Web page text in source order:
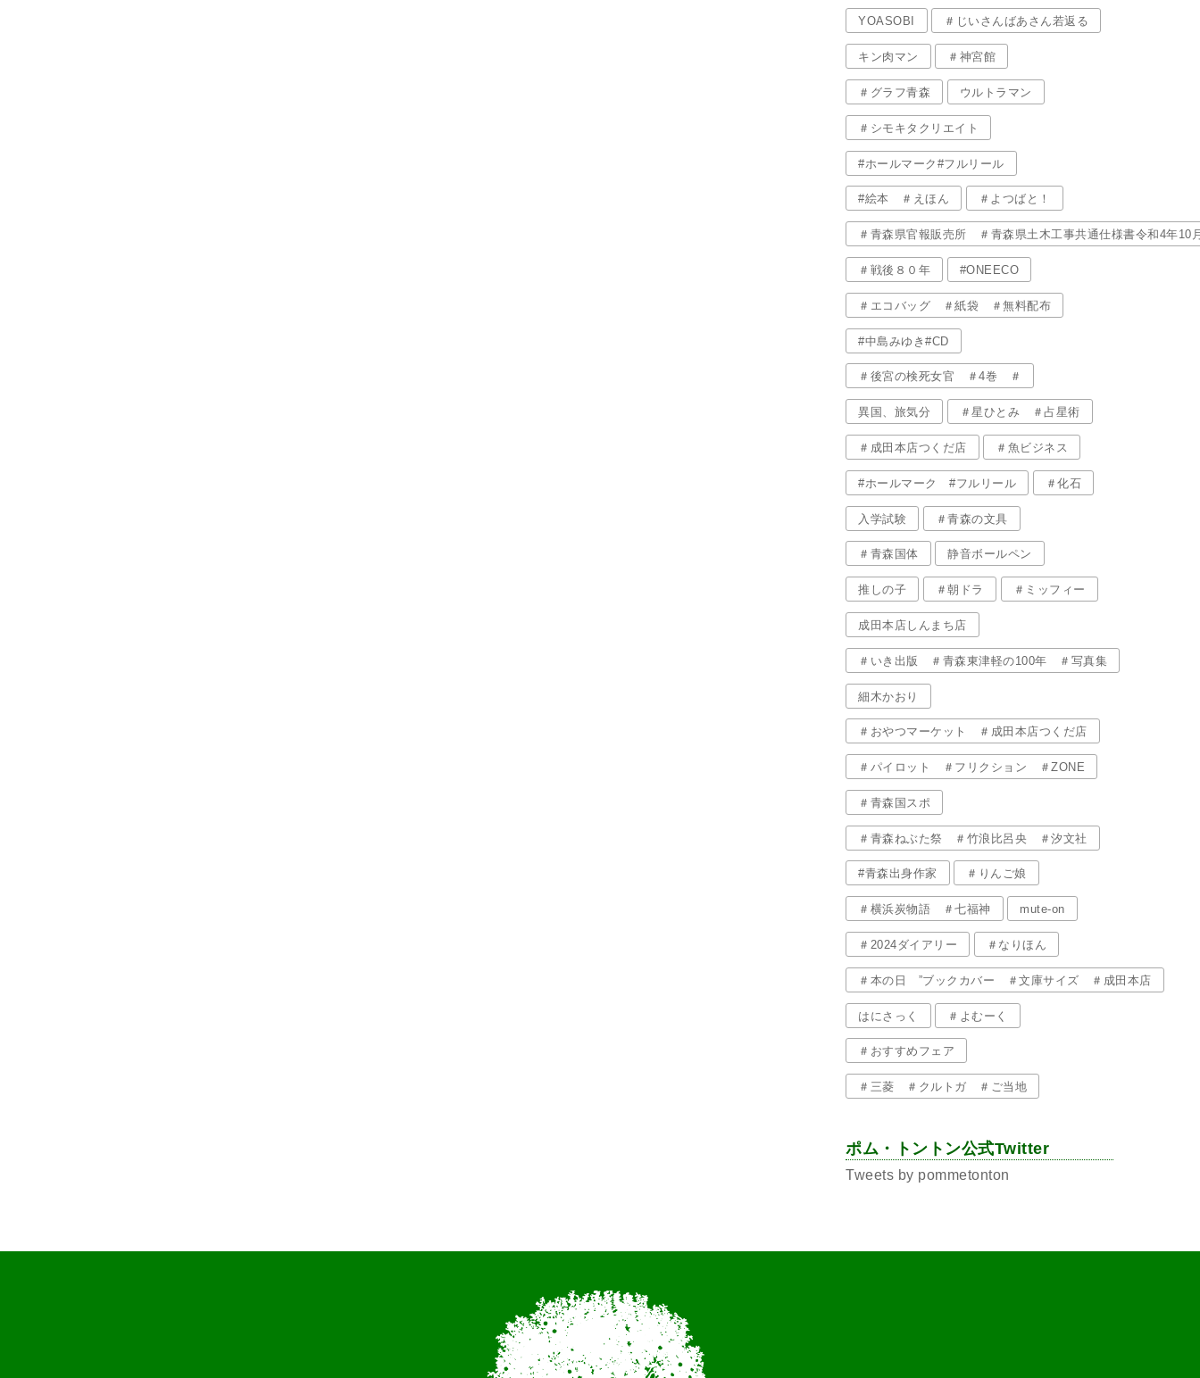
YOASOBI ＃じいさんばあさん若返る
キン肉マン ＃神宮館
＃グラフ青森 ウルトラマン
＃シモキタクリエイト
#ホールマーク#フルリール
#絵本 ＃えほん ＃よつばと！
＃青森県官報販売所 ＃青森県土木工事共通仕様書令和4年10
＃戦後８０年 #ONEECO
＃エコバッグ ＃紙袋 ＃無料配布
#中島みゆき#CD
＃後宮の検死女官 ＃4巻 ＃
異国、旅気分 ＃星ひとみ ＃占星術
＃成田本店つくだ店 ＃魚ビジネス
#ホールマーク #フルリール ＃化石
入学試験 ＃青森の文具
＃青森国体 静音ボールペン
推しの子 ＃朝ドラ ＃ミッフィー
成田本店しんまち店
＃いき出版 ＃青森東津軽の100年 ＃写真集
細木かおり
＃おやつマーケット ＃成田本店つくだ店
＃パイロット ＃フリクション ＃ZONE
＃青森国スポ
＃青森ねぶた祭 ＃竹浪比呂央 ＃汐文社
#青森出身作家 ＃りんご娘
＃横浜炭物語 ＃七福神 mute-on
＃2024ダイアリー ＃なりほん
＃本の日 ”ブックカバー ＃文庫サイズ ＃成田本店
はにさっく ＃よむーく
＃おすすめフェア
＃三菱 ＃クルトガ ＃ご当地
ポム・トントン公式Twitter
Tweets by pommetonton